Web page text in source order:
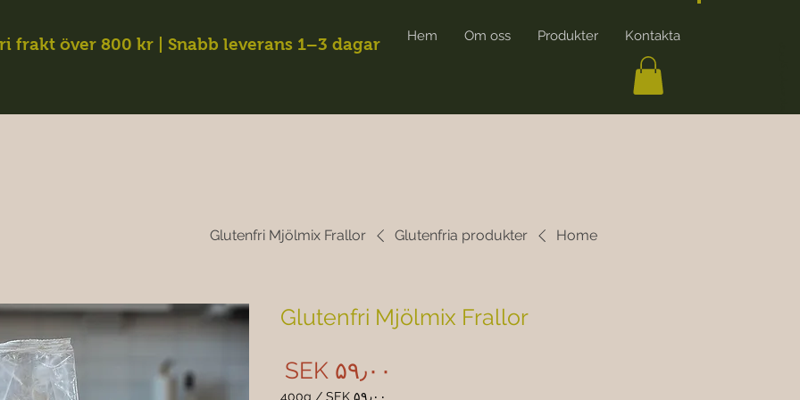
frakt över 800 kr | Snabb leverans 1–3 dagar Hem Om oss Produkter Kontakta
Home
Glutenfria produkter
Glutenfri Mjölmix Frallor
Glutenfri Mjölmix Frallor
‎SEK ۵۹٫۰۰
‎SEK ۵۹٫۰۰ /
400g